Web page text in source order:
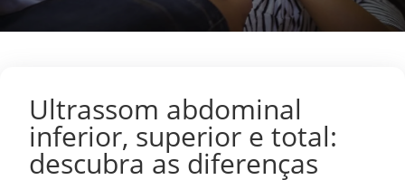
Ultrassom abdominal
inferior, superior e total:
descubra as diferenças